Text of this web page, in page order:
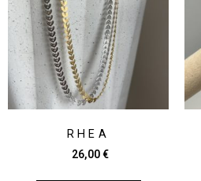
RHEA
26,00€